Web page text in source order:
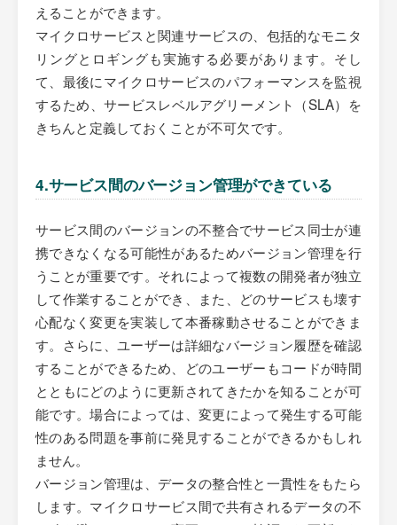
えることができます。
マイクロサービスと関連サービスの、包括的なモニタ
リングとロギングも実施する必要があります。そし
て、最後にマイクロサービスのパフォーマンスを監視
するため、サービスレベルアグリーメント（SLA）を
きちんと定義しておくことが不可欠です。
4.サービス間のバージョン管理ができている
サービス間のバージョンの不整合でサービス同士が連
携できなくなる可能性があるためバージョン管理を行
うことが重要です。それによって複数の開発者が独立
して作業することができ、また、どのサービスも壊す
心配なく変更を実装して本番稼動させることができま
す。さらに、ユーザーは詳細なバージョン履歴を確認
することができるため、どのユーザーもコードが時間
とともにどのように更新されてきたかを知ることが可
能です。場合によっては、変更によって発生する可能
性のある問題を事前に発見することができるかもしれ
ません。
バージョン管理は、データの整合性と一貫性をもたら
します。マイクロサービス間で共有されるデータの不